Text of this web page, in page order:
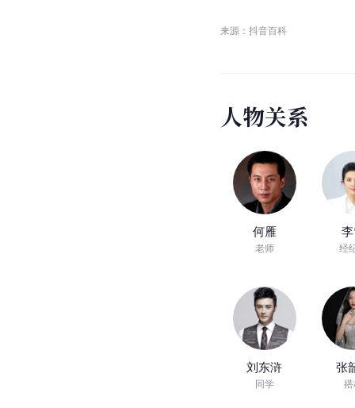
来源：抖音百科
人物关系
何雁
老师 经
刘东浒
同学
张